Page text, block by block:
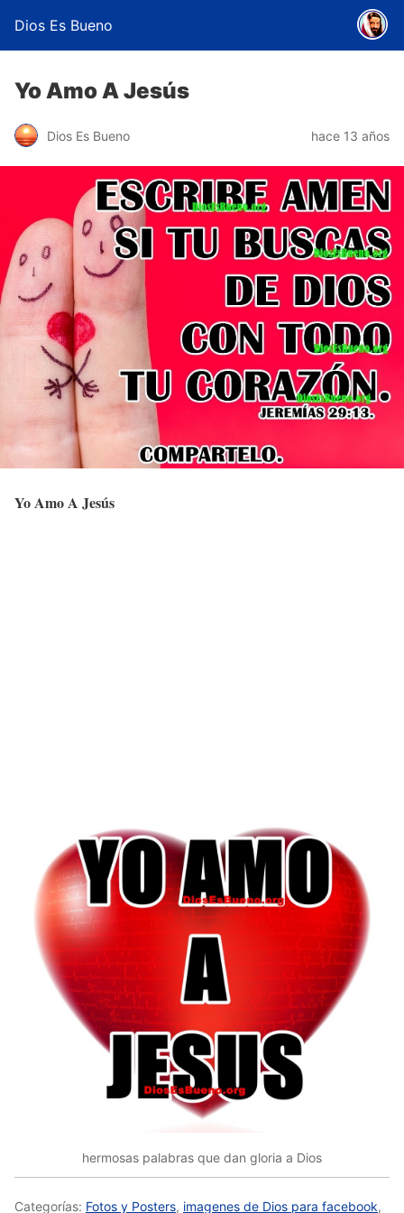
Dios Es Bueno
Yo Amo A Jesús
Dios Es Bueno hace 13 años
Yo Amo A Jesús
hermosas palabras que dan gloria a Dios
Categorías: Fotos y Posters, imagenes de Dios para facebook,